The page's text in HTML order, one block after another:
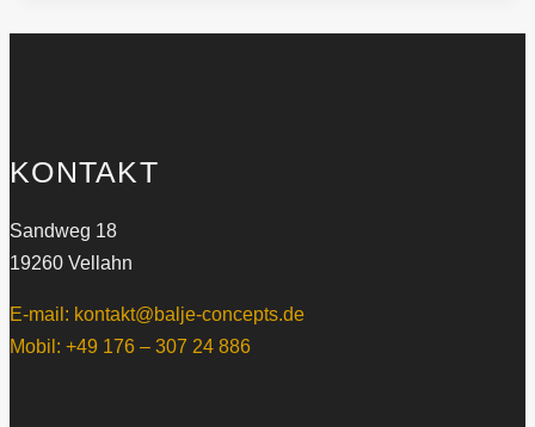
KONTAKT
Sandweg 18
19260 Vellahn
E-mail: kontakt@balje-concepts.de
Mobil: +49 176 – 307 24 886